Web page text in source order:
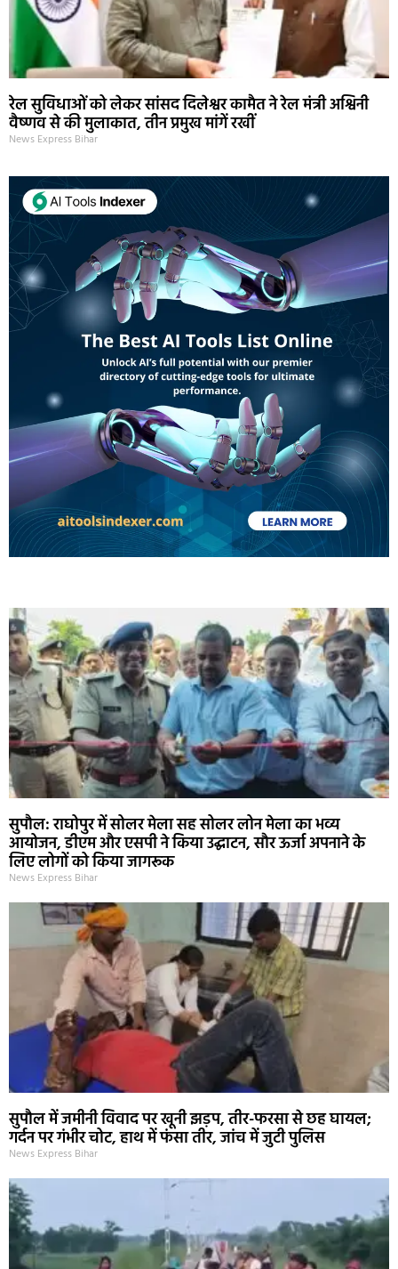
रेल सुविधाओं को लेकर सांसद दिलेश्वर कामैत ने रेल मंत्री अश्विनी
वैष्णव से की मुलाकात, तीन प्रमुख मांगें रखीं
News Express Bihar
सुपौल: राघोपुर में सोलर मेला सह सोलर लोन मेला का भव्य
आयोजन, डीएम और एसपी ने किया उद्घाटन, सौर ऊर्जा अपनाने के
लिए लोगों को किया जागरूक
News Express Bihar
सुपौल में जमीनी विवाद पर खूनी झड़प, तीर-फरसा से छह घायल;
गर्दन पर गंभीर चोट, हाथ में फंसा तीर, जांच में जुटी पुलिस
News Express Bihar